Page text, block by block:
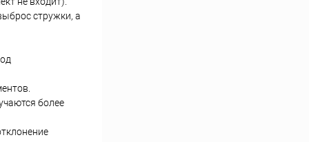
стружки, а
более